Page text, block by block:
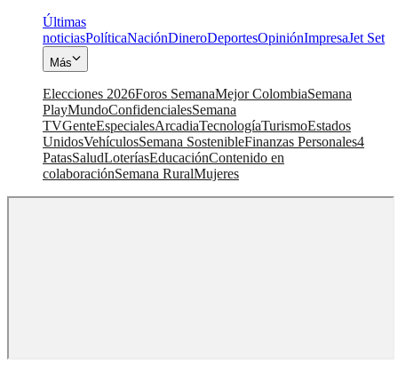
Últimas
noticiasPolíticaNaciónDineroDeportesOpiniónImpresaJet Set
Más
Elecciones 2026Foros SemanaMejor ColombiaSemana
PlayMundoConfidencialesSemana
TVGenteEspecialesArcadiaTecnologíaTurismoEstados
UnidosVehículosSemana SostenibleFinanzas Personales4
PatasSaludLoteríasEducaciónContenido en
colaboraciónSemana RuralMujeres